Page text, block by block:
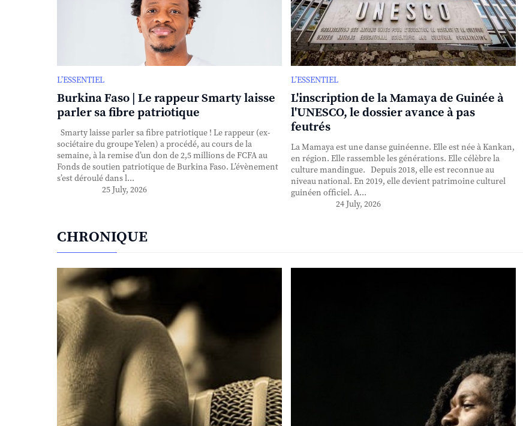
L’ESSENTIEL
Burkina Faso | Le rappeur Smarty laisse
parler sa fibre patriotique
Smarty laisse parler sa fibre patriotique ! Le rappeur (ex-
sociétaire du groupe Yelen) a procédé, au cours de la
semaine, à la remise d’un don de 2,5 millions de FCFA au
Fonds de soutien patriotique de Burkina Faso. L’évènement
s’est déroulé dans l...
25 July, 2026
L’ESSENTIEL
L'inscription de la Mamaya de Guinée à
l'UNESCO, le dossier avance à pas
feutrés
La Mamaya est une danse guinéenne. Elle est née à Kankan,
en région. Elle rassemble les générations. Elle célèbre la
culture mandingue. Depuis 2018, elle est reconnue au
niveau national. En 2019, elle devient patrimoine culturel
guinéen officiel. A...
24 July, 2026
CHRONIQUE